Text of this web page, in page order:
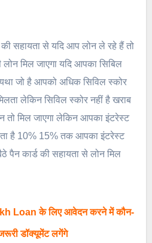
की सहायता से यदि आप लोन ले रहे हैं तो
मिल जाएगा यदि आपका सिबिल
जो है आपको अधिक सिविल स्कोर
लेकिन सिविल स्कोर नहीं है खराब
तो मिल जाएगा लेकिन आपका इंटरेस्ट
है 10% 15% तक आपका इंटरेस्ट
पैन कार्ड की सहायता से लोन मिल
Loan के लिए आवेदन करने में कौन-
डॉक्यूमेंट लगेंगे